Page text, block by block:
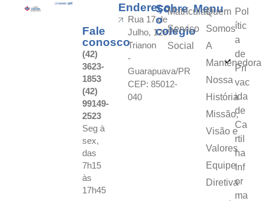
Fale
conosco
(42)
3623-
1853
(42)
99149-
2523
Seg à
sex,
das
7h15
às
17h45
Endereço
Rua 17 de
Julho, 1287 -
Trianon
-
Guarapuava/PR
CEP: 85012-
040
Sobre
o
colégio
Matrículas
Serviço
Social
Menu
Quem
Somos
A
Mantenedora
Nossa
História
Missão,
Visão e
Valores
Equipe
Diretiva
Pol
ític
a
de
Pri
vac
ida
de
Ca
rtil
ha
Inf
or
ma